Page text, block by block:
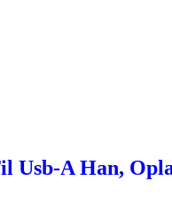
A Han,